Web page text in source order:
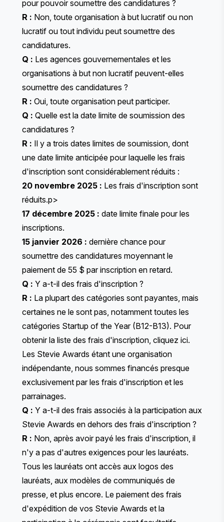
pour pouvoir soumettre des candidatures ?
R : Non, toute organisation à but lucratif ou non
lucratif ou tout individu peut soumettre des
candidatures.
Q : Les agences gouvernementales et les
organisations à but non lucratif peuvent-elles
soumettre des candidatures ?
R : Oui, toute organisation peut participer.
Q : Quelle est la date limite de soumission des
candidatures ?
R : Il y a trois dates limites de soumission, dont
une date limite anticipée pour laquelle les frais
d'inscription sont considérablement réduits :
20 novembre 2025 : Les frais d'inscription sont
réduits.p>
17 décembre 2025 : date limite finale pour les
inscriptions.
15 janvier 2026 : dernière chance pour
soumettre des candidatures moyennant le
paiement de 55 $ par inscription en retard.
Q : Y a-t-il des frais d'inscription ?
R : La plupart des catégories sont payantes, mais
certaines ne le sont pas, notamment toutes les
catégories Startup of the Year(B12-B13). Pour
obtenir la liste des frais d'inscription, cliquez ici.
Les Stevie Awards étant une organisation
indépendante, nous sommes financés presque
exclusivement par les frais d'inscription et les
parrainages.
Q : Y a-t-il des frais associés à la participation aux
Stevie Awards en dehors des frais d'inscription ?
R : Non, après avoir payé les frais d'inscription, il
n'y a pas d'autres exigences pour les lauréats.
Tous les lauréats ont accès aux logos des
lauréats, aux modèles de communiqués de
presse, et plus encore. Le paiement des frais
d'expédition de vos Stevie Awards et la